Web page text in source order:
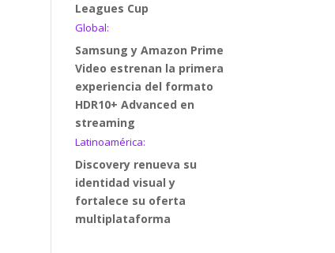
Leagues Cup
Global:
Samsung y Amazon Prime
Video estrenan la primera
experiencia del formato
HDR10+ Advanced en
streaming
Latinoamérica:
Discovery renueva su
identidad visual y
fortalece su oferta
multiplataforma